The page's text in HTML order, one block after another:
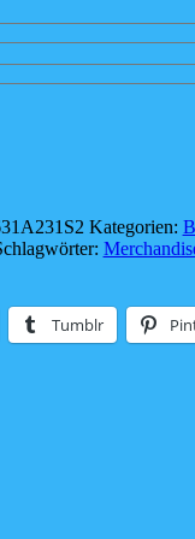
Kategorien:
Tumblr